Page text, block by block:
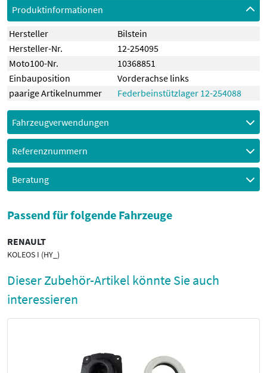
Produktinformationen
Hersteller
Bilstein
Hersteller-Nr.
12-254095
Moto100-Nr.
10368851
Einbauposition
Vorderachse links
paarige Artikelnummer
Federbeinstützlager 12-254088
Fahrzeugverwendungen
Referenznummern
Beratung
Passend für folgende Fahrzeuge
RENAULT
KOLEOS I (HY_)
Dieser Zubehör-Artikel könnte Sie auch
interessieren